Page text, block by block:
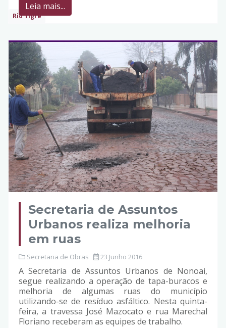
Leia mais...
Rio Tigre
Secretaria de Assuntos
Urbanos realiza melhoria
em ruas
Secretaria de Obras 23 Junho 2016
A Secretaria de Assuntos Urbanos de Nonoai,
segue realizando a operação de tapa-buracos e
melhoria de algumas ruas do município
utilizando-se de resíduo asfáltico. Nesta quinta-
feira, a travessa José Mazocato e rua Marechal
Floriano receberam as equipes de trabalho.